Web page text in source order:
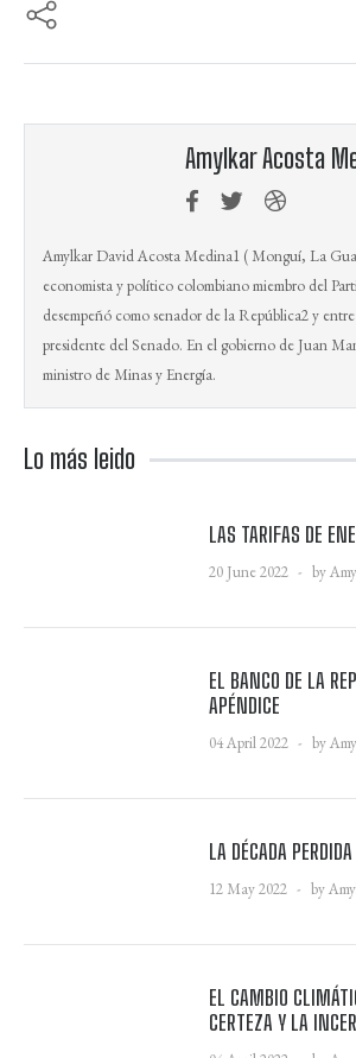
Amylkar Acosta
Amylkar David Acosta Medina1​ ( Monguí, La
economista y político colombiano miembro del
desempeñó como senador de la República2​ y
presidente del Senado. En el gobierno de Juan
ministro de Minas y Energía.
Lo más leido
LAS TARIFAS DE
20 June 2022 by
EL BANCO DE LA
APÉNDICE
04 April 2022 by
LA DÉCADA
12 May 2022 by
EL CAMBIO
CERTEZA Y LA